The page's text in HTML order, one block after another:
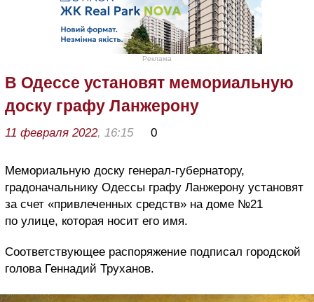
Реклама
В Одессе установят мемориальную
доску графу Ланжерону
11 февраля 2022, 16:15 0
Мемориальную доску генерал-губернатору,
градоначальнику Одессы графу Ланжерону установят
за счет «привлеченных средств» на доме №21
по улице, которая носит его имя.
Соответствующее распоряжение подписал городской
голова Геннадий Труханов.